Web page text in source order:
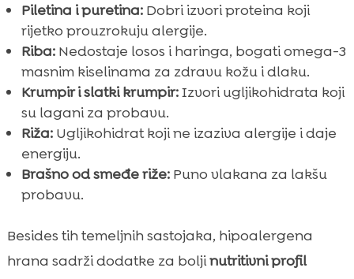
Piletina i puretina:Dobri izvori proteina koji
rijetko prouzrokuju alergije.
Riba:Nedostaje losos i haringa, bogati omega-3
masnim kiselinama za zdravu kožu i dlaku.
Krumpir i slatki krumpir:Izvori ugljikohidrata koji
su lagani za probavu.
Riža:Ugljikohidrat koji ne izaziva alergije i daje
energiju.
Brašno od smeđe riže:Puno vlakana za lakšu
probavu.
Besides tih temeljnih sastojaka, hipoalergena
hrana sadrži dodatke za boljinutritivni profil